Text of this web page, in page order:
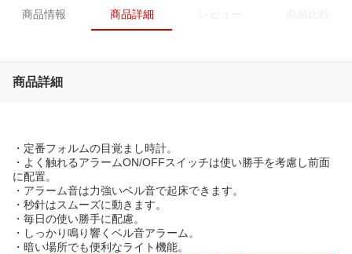
商品情報 商品詳細
商品詳細
・定番フォルムの目覚まし時計。
・よく触れるアラームON/OFFスイッチは使い勝手を考慮し前面
に配置。
・アラーム音は力強いベル音で起床できます。
・秒針はスムーズに動きます。
・毎日の使い勝手に配慮。
・しっかり鳴り響くベル音アラーム。
・暗い場所でも便利なライト機能。